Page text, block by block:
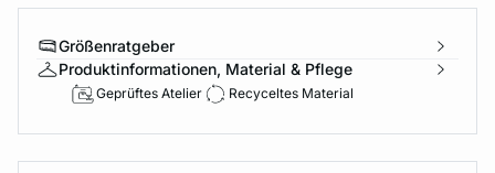
Größenratgeber
Produktinformationen, Material & Pflege
Geprüftes Atelier Recyceltes Material